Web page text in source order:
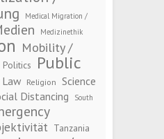
Medical Migration /
Medizinethik
Mobility /
Politics Public
Religion Science
Distancing
South
Tanzania